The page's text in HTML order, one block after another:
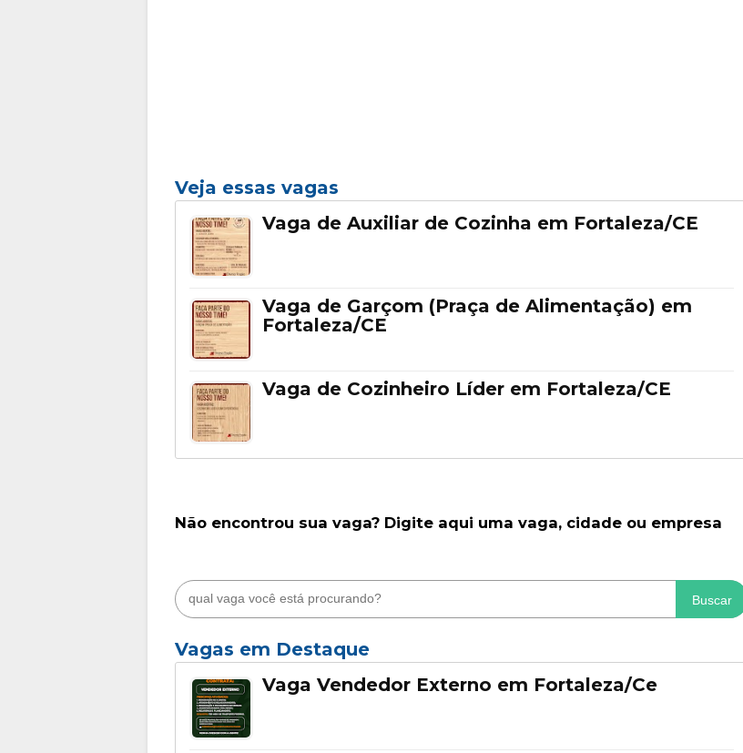
Veja essas vagas
Vaga de Auxiliar de Cozinha em Fortaleza/CE
Vaga de Garçom (Praça de Alimentação) em
Fortaleza/CE
Vaga de Cozinheiro Líder em Fortaleza/CE
Não encontrou sua vaga? Digite aqui uma vaga, cidade ou empresa
Buscar
Vagas em Destaque
Vaga Vendedor Externo em Fortaleza/Ce